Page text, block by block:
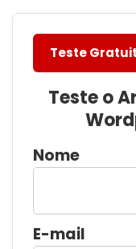
Teste
Teste o
Nome
E-mail